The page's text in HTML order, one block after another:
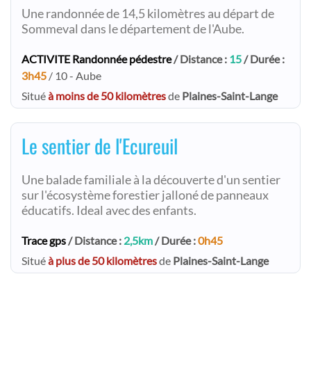
Une randonnée de 14,5 kilomètres au départ de
Sommeval dans le département de l'Aube.
ACTIVITE Randonnée pédestre/ Distance : 15/ Durée :
3h45 / 10 - Aube
Situéà moins de 50 kilomètresde Plaines-Saint-Lange
Le sentier de l'Ecureuil
Une balade familiale à la découverte d'un sentier
sur l'écosystème forestier jalloné de panneaux
éducatifs. Ideal avec des enfants.
Trace gps/ Distance : 2,5km/ Durée :0h45
Situéà plus de 50 kilomètresde Plaines-Saint-Lange